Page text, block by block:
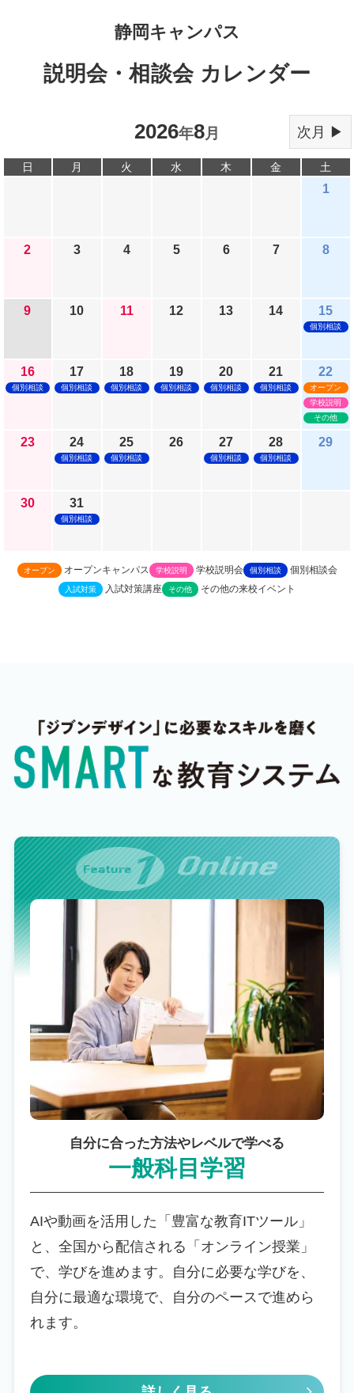
静岡キャンパス
説明会・相談会 カレンダー
2026年8月 次月 ▶
日 月 火 水 木 金 土
1
2 3 4 5 6 7 8
9 10 11 12 13 14 15
個別相談
16
個別相談
17
個別相談
18
個別相談
19
個別相談
20
個別相談
21
個別相談
22
オープン
学校説明
その他
23 24
個別相談
25
個別相談
26 27
個別相談
28
個別相談
29
30 31
個別相談
オープン オープンキャンパス 学校説明 学校説明会 個別相談 個別相談会
入試対策 入試対策講座 その他 その他の来校イベント
自分に合った方法やレベルで学べる
一般科目学習
AIや動画を活用した「豊富な教育ITツール」
と、全国から配信される「オンライン授業」
で、学びを進めます。自分に必要な学びを、
自分に最適な環境で、自分のペースで進めら
れます。